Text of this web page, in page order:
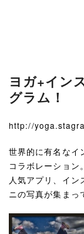
ヨガ+イン
グラム！
http://
世界的に有名なイ
コラボレーション。
人気アプリ、イン
ニの写真が集まっ